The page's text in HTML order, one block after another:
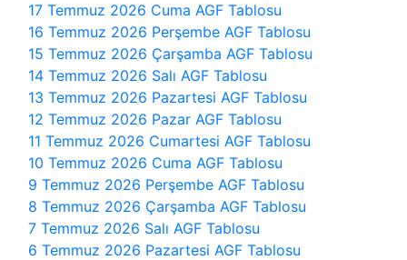
17 Temmuz 2026 Cuma AGF Tablosu
16 Temmuz 2026 Perşembe AGF Tablosu
15 Temmuz 2026 Çarşamba AGF Tablosu
14 Temmuz 2026 Salı AGF Tablosu
13 Temmuz 2026 Pazartesi AGF Tablosu
12 Temmuz 2026 Pazar AGF Tablosu
11 Temmuz 2026 Cumartesi AGF Tablosu
10 Temmuz 2026 Cuma AGF Tablosu
9 Temmuz 2026 Perşembe AGF Tablosu
8 Temmuz 2026 Çarşamba AGF Tablosu
7 Temmuz 2026 Salı AGF Tablosu
6 Temmuz 2026 Pazartesi AGF Tablosu